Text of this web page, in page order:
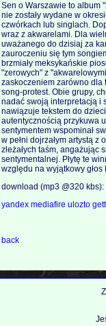
Sen o Warszawie to album
nie zostały wydane w
czwórkach lub singlach.
wraz z akwarelami. Dla
uważanego do dzisiaj za
zauroczeniu się tym
brzmiały meksykańskie
"zerowych" z
zaskoczeniem zarówno dla
song-protest. Obie grupy,
nadać swoją interpretacją i
nawiązuje tekstem do
autentycznością przykuwa
sentymentem wspominał
w pełni dojrzałym artystą
zleżałych taśm, angażując
sentymentalnej. Płytę te
względu na wyjątkowy
download (mp3 @320 kbs):
yandexmediafire uloztogett
back